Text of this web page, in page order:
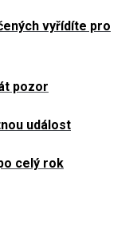
vyřídíte pro
pozor
událost
celý rok